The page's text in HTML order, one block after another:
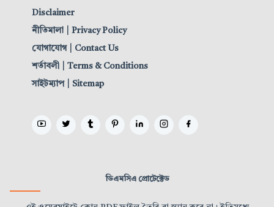
Disclaimer
নীতিমালা | Privacy Policy
যোগাযোগ | Contact Us
শর্তাবলী | Terms & Conditions
সাইটম্যাপ | Sitemap
ডিএমসিএ প্রোটেক্টেড